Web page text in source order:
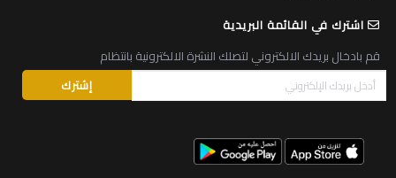
اشترك في القائمة البريدية
قم بادخال بريدك الالكتروني لتصلك النشرة الالكترونية بانتظام